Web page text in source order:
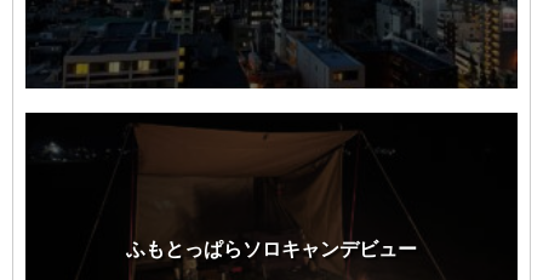
ふもとっぱらソロキャンデビュー